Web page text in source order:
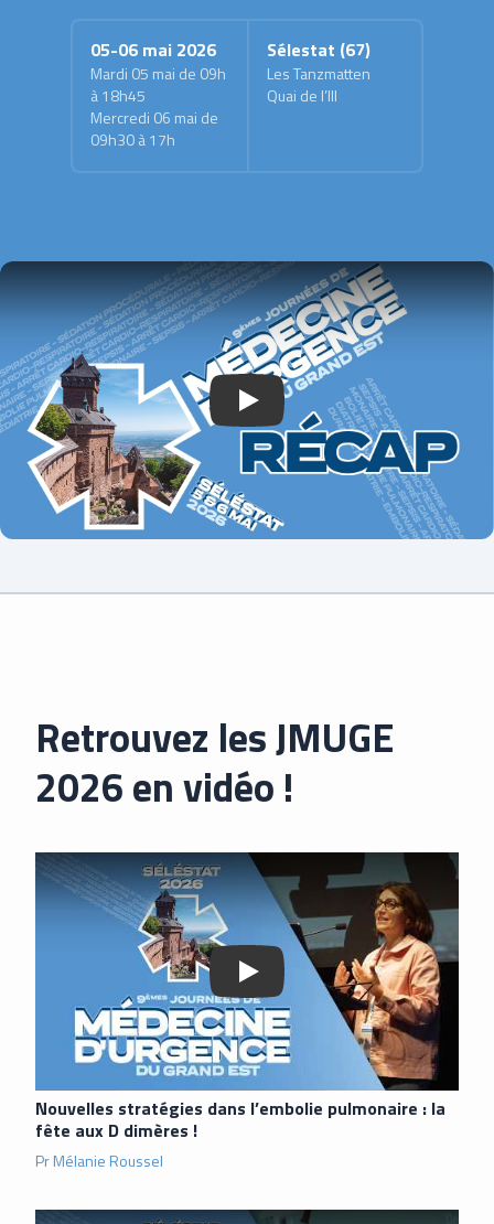
05-06 mai 2026
Mardi 05 mai de 09h
à 18h45
Mercredi 06 mai de
09h30 à 17h
Sélestat (67)
Les Tanzmatten
Quai de l’Ill
Lancer la vidéo
Retrouvez les JMUGE
2026 en vidéo !
Lancer la vidéo
Nouvelles stratégies dans l’embolie pulmonaire : la
fête aux D dimères !
Pr Mélanie Roussel